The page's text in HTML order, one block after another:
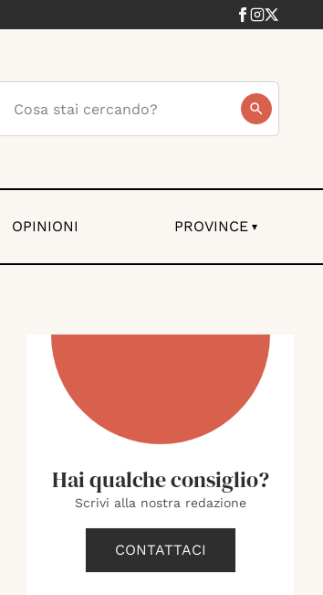
OPINIONI PROVINCE ▾
Hai qualche consiglio?
Scrivi alla nostra redazione
CONTATTACI